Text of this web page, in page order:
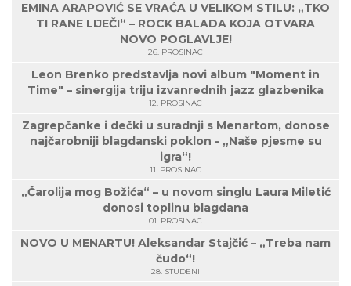
EMINA ARAPOVIĆ SE VRAĆA U VELIKOM STILU: „TKO
TI RANE LIJEČI“ – ROCK BALADA KOJA OTVARA
NOVO POGLAVLJE!
26. PROSINAC
Leon Brenko predstavlja novi album "Moment in
Time" – sinergija triju izvanrednih jazz glazbenika
12. PROSINAC
Zagrepčanke i dečki u suradnji s Menartom, donose
najčarobniji blagdanski poklon - „Naše pjesme su
igra“!
11. PROSINAC
„Čarolija mog Božića“ – u novom singlu Laura Miletić
donosi toplinu blagdana
01. PROSINAC
NOVO U MENARTU! Aleksandar Stajčić – „Treba nam
čudo“!
28. STUDENI